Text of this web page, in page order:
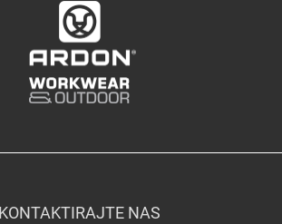
KONTAKTIRAJTE NAS